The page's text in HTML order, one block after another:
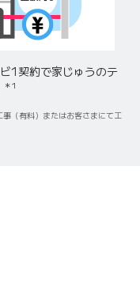
1契約で家じゅうのテ
＊1
（有料）またはお客さまにて工